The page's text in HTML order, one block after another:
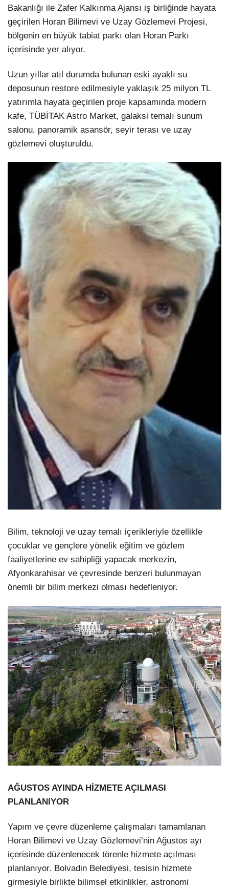
Bakanlığı ile Zafer Kalkınma Ajansı iş birliğinde hayata
geçirilen Horan Bilimevi ve Uzay Gözlemevi Projesi,
bölgenin en büyük tabiat parkı olan Horan Parkı
içerisinde yer alıyor.
Uzun yıllar atıl durumda bulunan eski ayaklı su
deposunun restore edilmesiyle yaklaşık 25 milyon TL
yatırımla hayata geçirilen proje kapsamında modern
kafe, TÜBİTAK Astro Market, galaksi temalı sunum
salonu, panoramik asansör, seyir terası ve uzay
gözlemevi oluşturuldu.
Bilim, teknoloji ve uzay temalı içerikleriyle özellikle
çocuklar ve gençlere yönelik eğitim ve gözlem
faaliyetlerine ev sahipliği yapacak merkezin,
Afyonkarahisar ve çevresinde benzeri bulunmayan
önemli bir bilim merkezi olması hedefleniyor.
AĞUSTOS AYINDA HİZMETE AÇILMASI
PLANLANIYOR
Yapım ve çevre düzenleme çalışmaları tamamlanan
Horan Bilimevi ve Uzay Gözlemevi’nin Ağustos ayı
içerisinde düzenlenecek törenle hizmete açılması
planlanıyor. Bolvadin Belediyesi, tesisin hizmete
girmesiyle birlikte bilimsel etkinlikler, astronomi